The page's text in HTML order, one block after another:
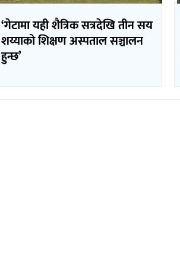
‘गेटामा यही शैत्रिक सत्रदेखि तीन सय
शय्याको शिक्षण अस्पताल सञ्चालन
हुन्छ’